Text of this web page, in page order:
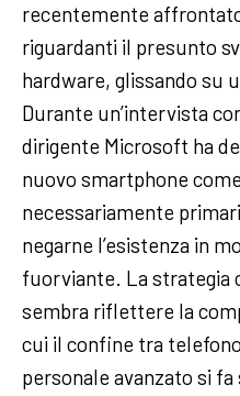
recentemente
riguardanti il presunto
hardware, glissando su
Durante un’intervista
dirigente Microsoft ha
nuovo smartphone
necessariamente
negarne l’esistenza in
fuorviante. La strategia
sembra riflettere la
cui il confine tra
personale avanzato si